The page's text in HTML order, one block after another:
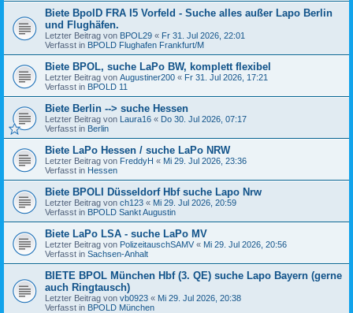
Biete BpolD FRA I5 Vorfeld - Suche alles außer Lapo Berlin
und Flughäfen.
Letzter Beitrag von BPOL29 « Fr 31. Jul 2026, 22:01
Verfasst in BPOLD Flughafen Frankfurt/M
Biete BPOL, suche LaPo BW, komplett flexibel
Letzter Beitrag von Augustiner200 « Fr 31. Jul 2026, 17:21
Verfasst in BPOLD 11
Biete Berlin --> suche Hessen
Letzter Beitrag von Laura16 « Do 30. Jul 2026, 07:17
Verfasst in Berlin
Biete LaPo Hessen / suche LaPo NRW
Letzter Beitrag von FreddyH « Mi 29. Jul 2026, 23:36
Verfasst in Hessen
Biete BPOLI Düsseldorf Hbf suche Lapo Nrw
Letzter Beitrag von ch123 « Mi 29. Jul 2026, 20:59
Verfasst in BPOLD Sankt Augustin
Biete LaPo LSA - suche LaPo MV
Letzter Beitrag von PolizeitauschSAMV « Mi 29. Jul 2026, 20:56
Verfasst in Sachsen-Anhalt
BIETE BPOL München Hbf (3. QE) suche Lapo Bayern (gerne
auch Ringtausch)
Letzter Beitrag von vb0923 « Mi 29. Jul 2026, 20:38
Verfasst in BPOLD München